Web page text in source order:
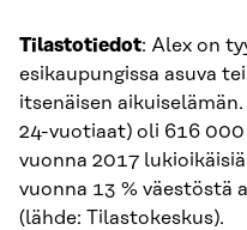
Tilastotiedot: Alex on
esikaupungissa asuva
itsenäisen
24-vuotiaat) oli 616
vuonna 2017
vuonna 13 % väestöstä
(lähde: Tilastokeskus).